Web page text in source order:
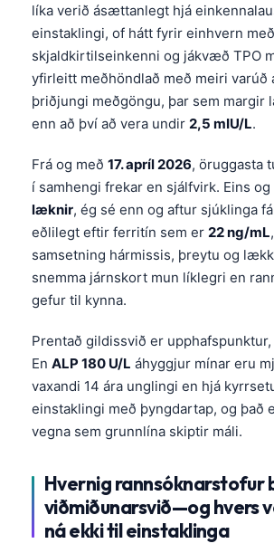
líka verið ásættanlegt hjá
einstaklingi, of hátt fyrir einhvern með
skjaldkirtilseinkenni og jákvæð TPO
yfirleitt meðhöndlað með meiri varúð
þriðjungi meðgöngu, þar sem margir
enn að því að vera undir 2,5 mIU/L.
Frá og með 17. apríl 2026, öruggasta
í samhengi frekar en sjálfvirk. Eins og
læknir, ég sé enn og aftur sjúklinga
eðlilegt eftir ferritín sem er 22 ng/mL
samsetning hármissis, þreytu og
snemma járnskort mun líklegri en
gefur til kynna.
Prentað gildissvið er
En ALP 180 U/L áhyggjur mínar eru
vaxandi 14 ára unglingi en hjá
einstaklingi með þyngdartap, og það
vegna sem grunnlína skiptir máli.
Hvernig rannsóknarstofur
viðmiðunarsvið—og hvers
ná ekki til einstaklinga